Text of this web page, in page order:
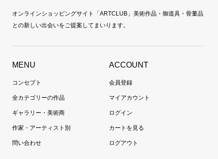
オンラインショッピングサイト「ARTCLUB」美術作品・御道具・骨董品
との新しい出会いをご提案してまいります。
MENU
コンセプト
全カテゴリーの作品
ギャラリー・美術商
作家・アーティスト別
問い合わせ
ACCOUNT
会員登録
マイアカウント
ログイン
カートを見る
ログアウト